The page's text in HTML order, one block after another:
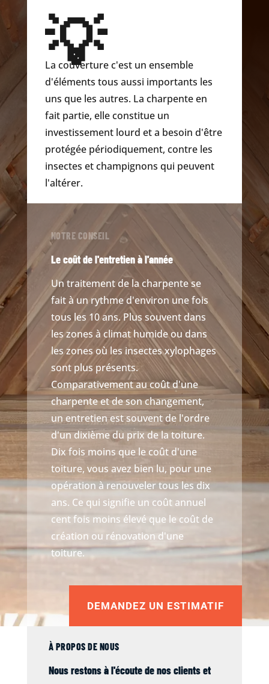
💡
La couverture c'est un ensemble
d'éléments tous aussi importants les
uns que les autres. La charpente en
fait partie, elle constitue un
investissement lourd et a besoin d'être
protégée périodiquement, contre les
insectes et champignons qui peuvent
l'altérer.
NOTRE CONSEIL
Le coût de l'entretien à l'année
Un traitement de la charpente se
fait à un rythme d'environ une fois
tous les 10 ans. Plus souvent dans
les zones à climat humide ou dans
les zones où les insectes xylophages
sont plus présents.
Comparativement au coût d'une
charpente et de son changement,
un entretien est souvent de l'ordre
d'un dixième du prix de la toiture.
Dix fois moins que le coût d'une
toiture, vous avez bien lu, pour une
opération à renouveler tous les dix
ans. Ce qui signifie un coût annuel
cent fois moins élevé que le coût de
création ou rénovation d'une
toiture.
DEMANDEZ UN ESTIMATIF
À PROPOS DE NOUS
Nous restons à l'écoute de nos clients et